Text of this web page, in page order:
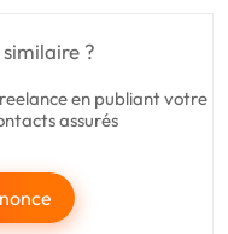
?
en publiant votre
assurés